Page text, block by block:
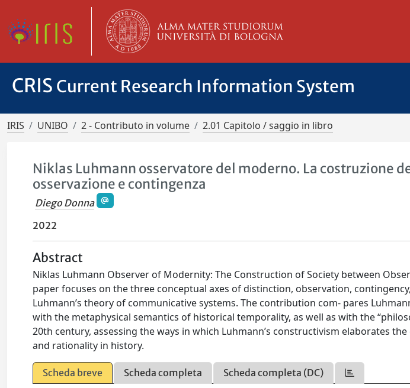
CRIS Current Research Information System
IRIS UNIBO 2 - Contributo in volume 2.01 Capitolo / saggio in libro
Niklas Luhmann osservatore del moderno. La costruzione
osservazione e contingenza
Diego Donna
2022
Abstract
Niklas Luhmann Observer of Modernity: The Construction of Society between
paper focuses on the three conceptual axes of distinction, observation,
Luhmann’s theory of communicative systems. The contribution com- pares
with the metaphysical semantics of historical temporality, as well as with the
20th century, assessing the ways in which Luhmann’s constructivism elaborates
and rationality in history.
Scheda breve Scheda completa Scheda completa (DC)